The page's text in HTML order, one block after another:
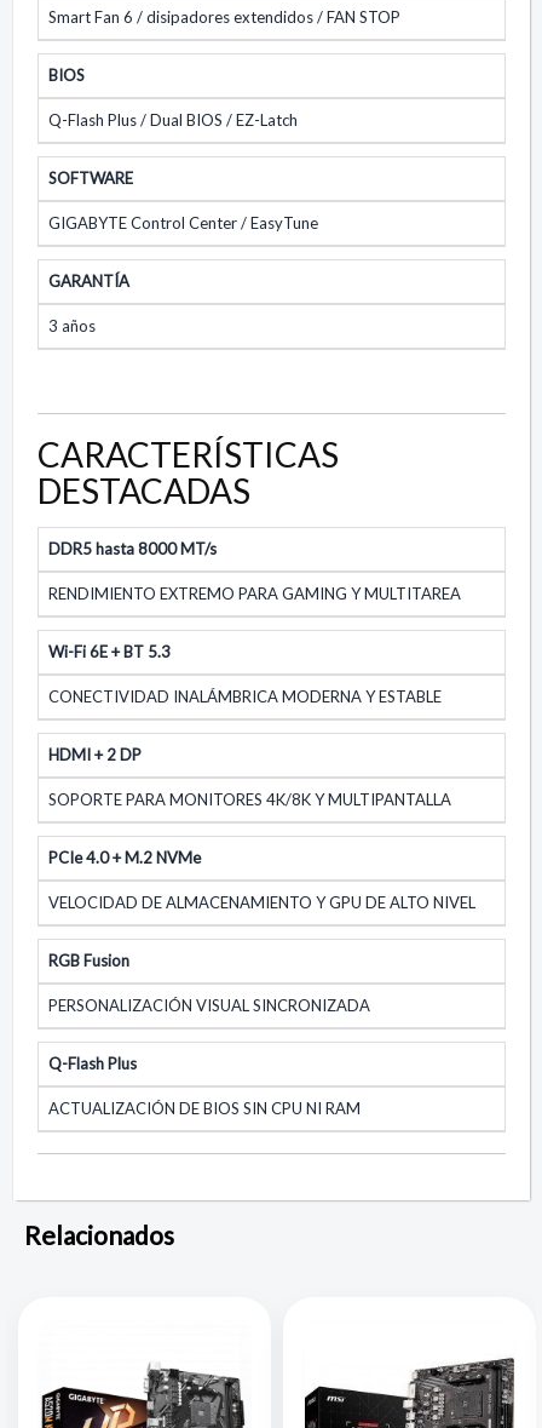
Smart Fan 6 / disipadores extendidos / FAN STOP
BIOS
Q-Flash Plus / Dual BIOS / EZ-Latch
SOFTWARE
GIGABYTE Control Center / EasyTune
GARANTÍA
3 años
CARACTERÍSTICAS
DESTACADAS
DDR5 hasta 8000 MT/s
RENDIMIENTO EXTREMO PARA GAMING Y MULTITAREA
Wi-Fi 6E + BT 5.3
CONECTIVIDAD INALÁMBRICA MODERNA Y ESTABLE
HDMI + 2 DP
SOPORTE PARA MONITORES 4K/8K Y MULTIPANTALLA
PCIe 4.0 + M.2 NVMe
VELOCIDAD DE ALMACENAMIENTO Y GPU DE ALTO NIVEL
RGB Fusion
PERSONALIZACIÓN VISUAL SINCRONIZADA
Q-Flash Plus
ACTUALIZACIÓN DE BIOS SIN CPU NI RAM
Relacionados